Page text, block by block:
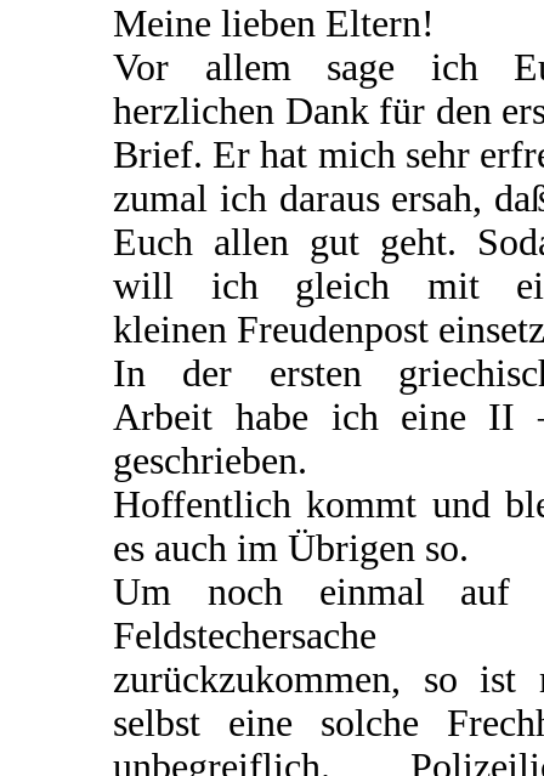
Meine lieben Eltern!
Vor allem sage ich
herzlichen Dank für den
Brief. Er hat mich sehr
zumal ich daraus ersah,
Euch allen gut geht.
will ich gleich mit
kleinen Freudenpost
In der ersten
Arbeit habe ich eine II
geschrieben.
Hoffentlich kommt und
es auch im Übrigen so.
Um noch einmal auf
Feldstechersache
zurückzukommen, so ist
selbst eine solche
unbegreiflich.